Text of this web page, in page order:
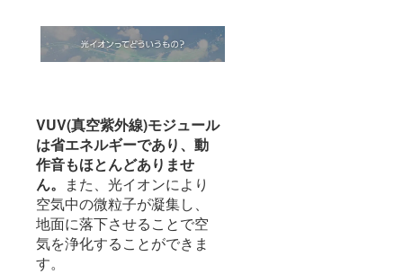
VUV(真空紫外線)モジュール
は省エネルギーであり、動
作音もほとんどありませ
ん。 また、光イオンにより
空気中の微粒子が凝集し、
地面に落下させることで空
気を浄化することができま
す。